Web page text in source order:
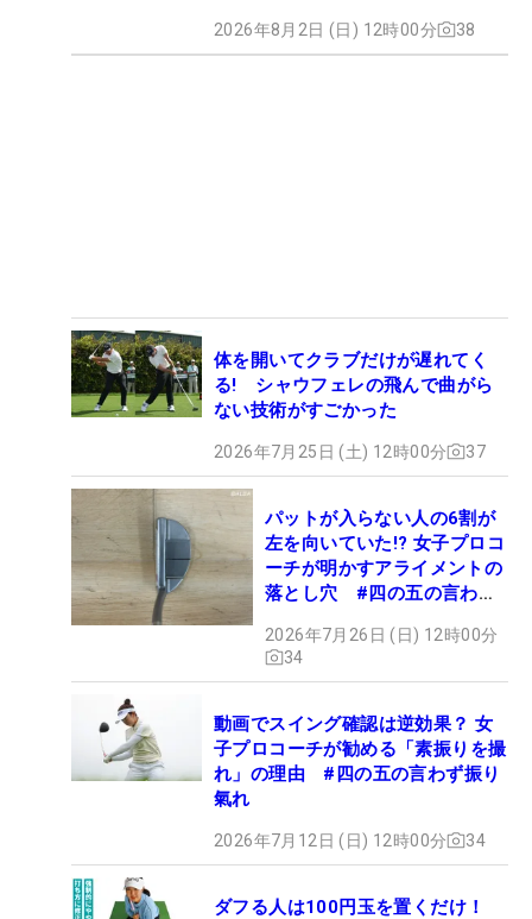
2026年8月2日 (日) 12時00分 38
体を開いてクラブだけが遅れてく
る! シャウフェレの飛んで曲がら
ない技術がすごかった
2026年7月25日 (土) 12時00分 37
パットが入らない人の6割が
左を向いていた!? 女子プロコ
ーチが明かすアライメントの
落とし穴 #四の五の言わず
2026年7月26日 (日) 12時00分
34
動画でスイング確認は逆効果？ 女
子プロコーチが勧める「素振りを撮
れ」の理由 #四の五の言わず振り
氣れ
2026年7月12日 (日) 12時00分 34
ダフる人は100円玉を置くだけ！